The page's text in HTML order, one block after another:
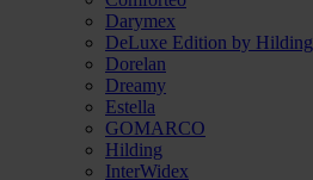
Darymex
DeLuxe Edition by Hilding
Dorelan
Dreamy
Estella
GOMARCO
Hilding
InterWidex